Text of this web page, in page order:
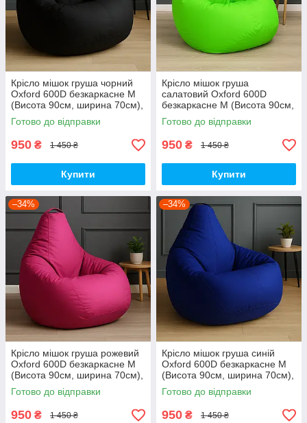
Крісло мішок груша чорний
Oxford 600D безкаркасне M
(Висота 90см, ширина 70см),
для дітей до 7 років
Готово до відправки
950 ₴ 1 450 ₴
Купити
Крісло мішок груша
салатовий Oxford 600D
безкаркасне M (Висота 90см,
ширина 70см), для дітей до 7
років
Готово до відправки
950 ₴ 1 450 ₴
Купити
–34%
Крісло мішок груша рожевий
Oxford 600D безкаркасне M
(Висота 90см, ширина 70см),
для дітей до 7 років
Готово до відправки
950 ₴ 1 450 ₴
–34%
Крісло мішок груша синій
Oxford 600D безкаркасне M
(Висота 90см, ширина 70см),
для дітей до 7 років
Готово до відправки
950 ₴ 1 450 ₴